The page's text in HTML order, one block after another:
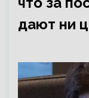
дают ни